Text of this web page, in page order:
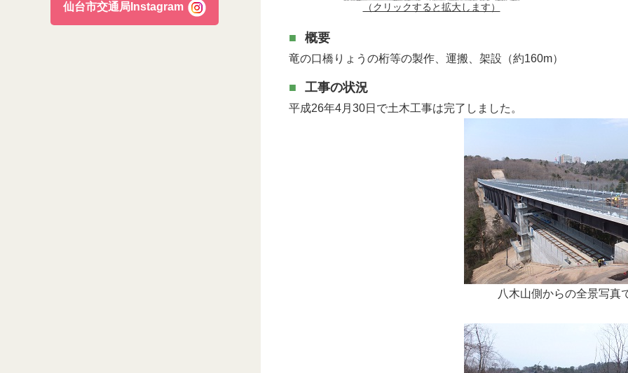
（クリックすると拡大します）
概要
竜の口橋りょうの桁等の製作、運搬、架設（約160m）
工事の状況
平成26年4月30日で土木工事は完了しました。
八木山側からの全景写真
仙台市交通局Instagram